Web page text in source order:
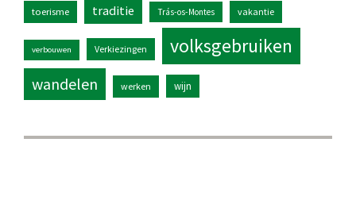
toerisme traditie Trás-os-Montes vakantie
verbouwen Verkiezingen volksgebruiken
wandelen werken wijn